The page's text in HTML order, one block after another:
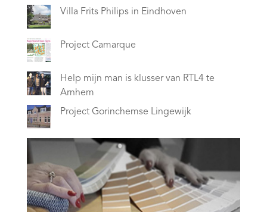
Villa Frits Philips in Eindhoven
Project Camarque
Help mijn man is klusser van RTL4 te
Arnhem
Project Gorinchemse Lingewijk